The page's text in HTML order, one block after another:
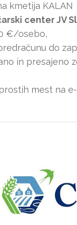
KALAN
center JV
osebo,
do
mest na